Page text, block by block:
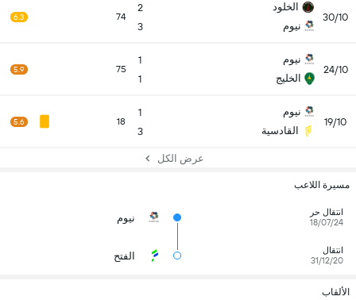
30/10
الخلود
نيوم
2
3
74
6.3
24/10
نيوم
الخليج
1
1
75
5.9
19/10
نيوم
القادسية
1
3
18
5.6
عرض الكل
مسيرة اللاعب
انتقال حر
18/07/24
نيوم
انتقال
31/12/20
الفتح
الألقاب